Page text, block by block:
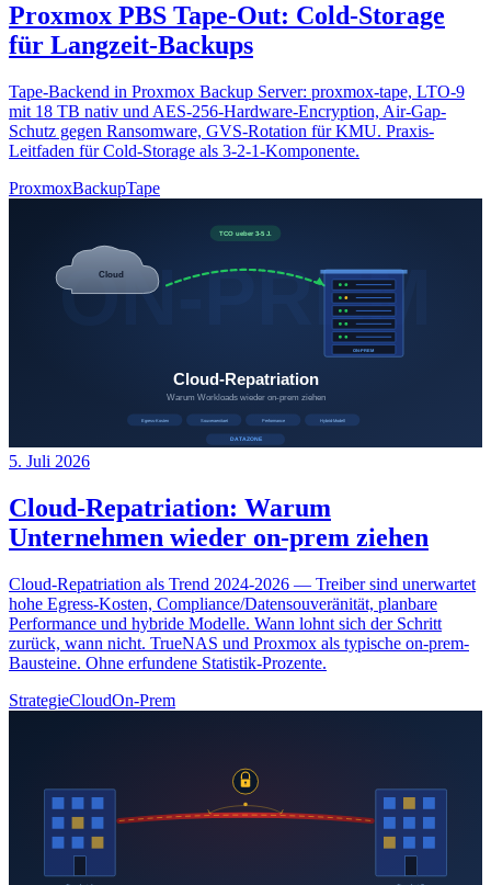
Proxmox PBS Tape-Out: Cold-Storage
für Langzeit-Backups
Tape-Backend in Proxmox Backup Server: proxmox-tape, LTO-9
mit 18 TB nativ und AES-256-Hardware-Encryption, Air-Gap-
Schutz gegen Ransomware, GVS-Rotation für KMU. Praxis-
Leitfaden für Cold-Storage als 3-2-1-Komponente.
ProxmoxBackupTape
5. Juli 2026
Cloud-Repatriation: Warum
Unternehmen wieder on-prem ziehen
Cloud-Repatriation als Trend 2024-2026 — Treiber sind unerwartet
hohe Egress-Kosten, Compliance/Datensouveränität, planbare
Performance und hybride Modelle. Wann lohnt sich der Schritt
zurück, wann nicht. TrueNAS und Proxmox als typische on-prem-
Bausteine. Ohne erfundene Statistik-Prozente.
StrategieCloudOn-Prem